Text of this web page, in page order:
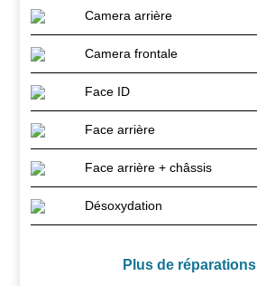
Camera arrière
Camera frontale
Face ID
Face arrière
Face arrière + châssis
Désoxydation
Plus de réparations